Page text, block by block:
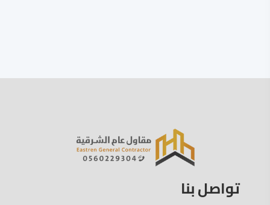
تواصل بنا